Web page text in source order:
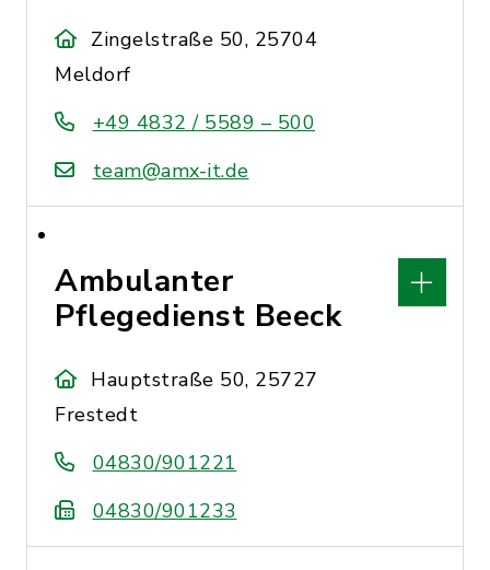
Zingelstraße 50, 25704
Meldorf
+49 4832 / 5589 – 500
team@amx-it.de
Ambulanter
Pflegedienst Beeck
Hauptstraße 50, 25727
Frestedt
04830/901221
04830/901233